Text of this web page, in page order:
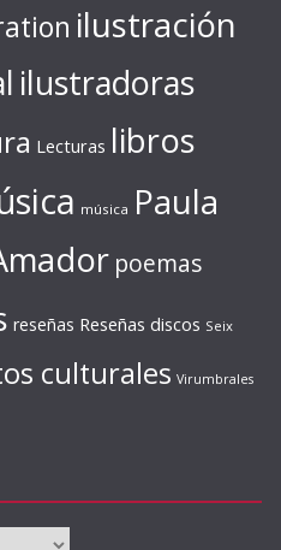
ilustración
ilustradoras
Lecturas libros
música Paula
poemas
reseñas Reseñas discos Seix
culturales Virumbrales